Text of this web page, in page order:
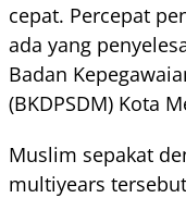
cepat. Percepat
ada yang
Badan
(BKDPSDM) Kota
Muslim sepakat
multiyears